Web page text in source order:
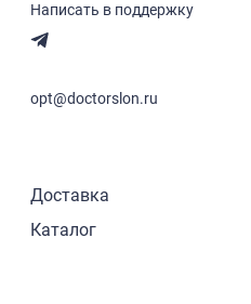
Написать в поддержку
opt@doctorslon.ru
Доставка
Каталог